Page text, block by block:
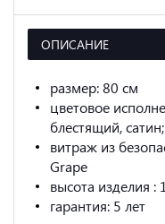
ОПИСАНИЕ
размер: 80 см
цветовое
блестящий,
витраж из
Grape
высота изделия :
гарантия: 5 лет